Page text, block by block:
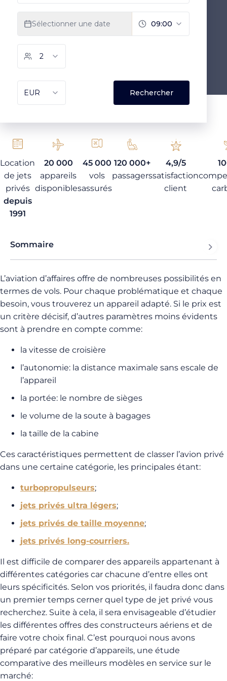
Location
de jets
privés
depuis
1991
20 000
appareils
disponibles
45 000
vols
assurés
120 000+
passagers
4,9/5
satisfaction
client
Sommaire
L’aviation d’affaires offre de nombreuses possibilités en
termes de vols. Pour chaque problématique et chaque
besoin, vous trouverez un appareil adapté. Si le prix est
un critère décisif, d’autres paramètres moins évidents
sont à prendre en compte comme:
la vitesse de croisière
l’autonomie: la distance maximale sans escale de
l’appareil
la portée: le nombre de sièges
le volume de la soute à bagages
la taille de la cabine
Ces caractéristiques permettent de classer l’avion privé
dans une certaine catégorie, les principales étant:
turbopropulseurs;
jets privés ultra légers;
jets privés de taille moyenne;
jets privés long-courriers.
Il est difficile de comparer des appareils appartenant à
différentes catégories car chacune d’entre elles ont
leurs spécificités. Selon vos priorités, il faudra donc dans
un premier temps cerner quel type de jet privé vous
recherchez. Suite à cela, il sera envisageable d’étudier
les différentes offres des constructeurs aériens et de
faire votre choix final. C’est pourquoi nous avons
préparé par catégorie d’appareils, une étude
comparative des meilleurs modèles en service sur le
marché: